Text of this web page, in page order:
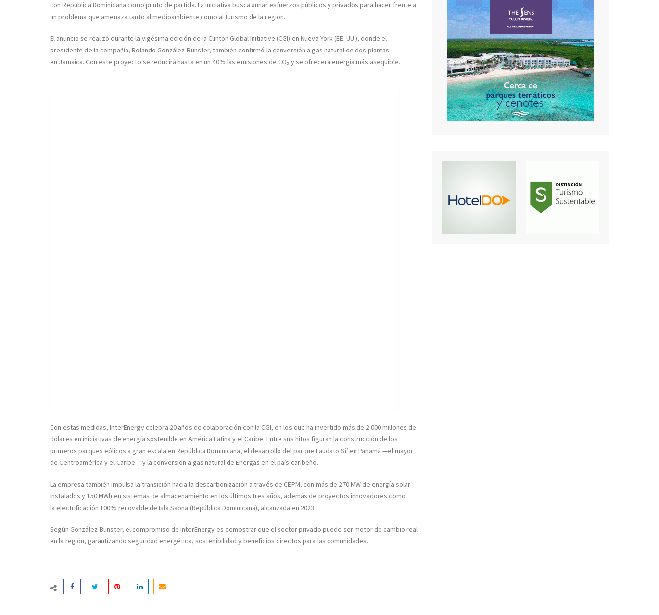
con República Dominicana como punto de partida. La iniciativa busca aunar esfuerzos públicos y privados para hacer frente a
un problema que amenaza tanto al medioambiente como al turismo de la región.
El anuncio se realizó durante la vigésima edición de la Clinton Global Initiative (CGI) en Nueva York (EE. UU.), donde el
presidente de la compañía, Rolando González-Bunster, también confirmó la conversión a gas natural de dos plantas
en Jamaica. Con este proyecto se reducirá hasta en un 40% las emisiones de CO₂ y se ofrecerá energía más asequible.
Con estas medidas, InterEnergy celebra 20 años de colaboración con la CGI, en los que ha invertido más de 2.000 millones de
dólares en iniciativas de energía sostenible en América Latina y el Caribe. Entre sus hitos figuran la construcción de los
primeros parques eólicos a gran escala en República Dominicana, el desarrollo del parque Laudato Si’ en Panamá —el mayor
de Centroamérica y el Caribe— y la conversión a gas natural de Energas en el país caribeño.
La empresa también impulsa la transición hacia la descarbonización a través de CEPM, con más de 270 MW de energía solar
instalados y 150 MWh en sistemas de almacenamiento en los últimos tres años, además de proyectos innovadores como
la electrificación 100% renovable de Isla Saona (República Dominicana), alcanzada en 2023.
Según González-Bunster, el compromiso de InterEnergy es demostrar que el sector privado puede ser motor de cambio real
en la región, garantizando seguridad energética, sostenibilidad y beneficios directos para las comunidades.